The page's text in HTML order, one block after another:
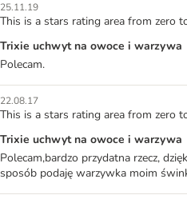
25.11.19
This is a stars rating area from zero
Trixie uchwyt na owoce i warzywa
Polecam.
22.08.17
This is a stars rating area from zero
Trixie uchwyt na owoce i warzywa
Polecam,bardzo przydatna rzecz,
sposób podaję warzywka moim